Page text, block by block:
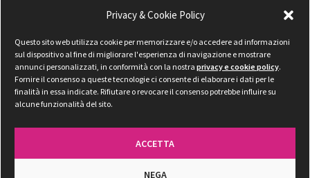
Privacy & Cookie Policy
Questo sito web utilizza cookie per memorizzare e/o accedere ad informazioni
sul dispositivo al fine di migliorare l'esperienza di navigazione e mostrare
annunci personalizzati, in conformità con la nostra privacy e cookie policy.
Fornire il consenso a queste tecnologie ci consente di elaborare i dati per le
finalità in essa indicate. Rifiutare o revocare il consenso potrebbe influire su
alcune funzionalità del sito.
ACCETTA
NEGA